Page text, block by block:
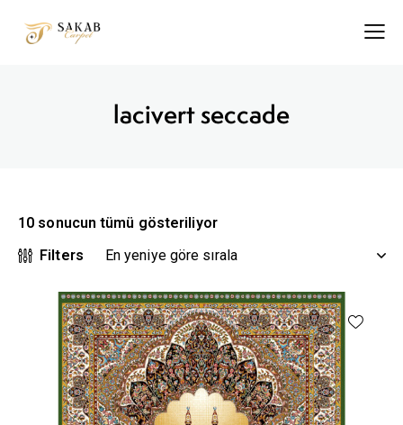
lacivert seccade
10 sonucun tümü gösteriliyor
Filters